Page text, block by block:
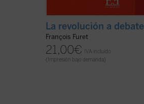
La revolución a debate
François Furet
21,00€
IVA incluido
(Impresión bajo demanda)